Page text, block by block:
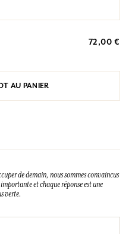
72,00 €
AU PANIER
de demain, nous sommes convaincus
et chaque réponse est une
verte.